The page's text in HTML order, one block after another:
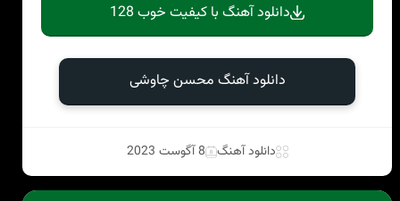
دانلود آهنگ با کیفیت خوب 128
دانلود آهنگ محسن چاوشی
دانلود آهنگ 8 آگوست 2023